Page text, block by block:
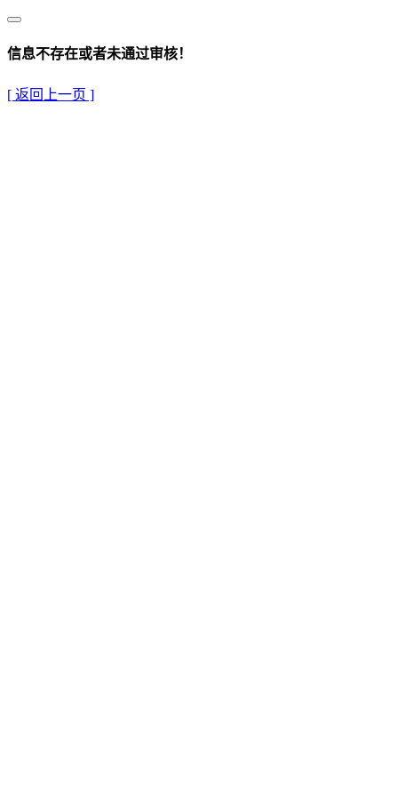
信息不存在或者未通过审核！
[ 返回上一页 ]